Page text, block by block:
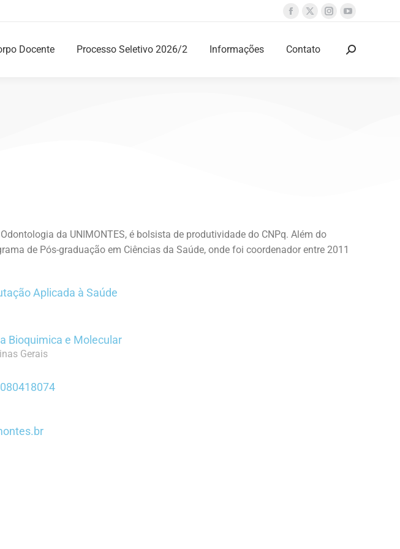
Docente Processo Seletivo 2026/2 Informações Contato
da UNIMONTES, é bolsista de produtividade do CNPq. Além do
de Pós-graduação em Ciências da Saúde, onde foi coordenador entre 2011
Aplicada à Saúde
Bioquimica e Molecular
Gerais